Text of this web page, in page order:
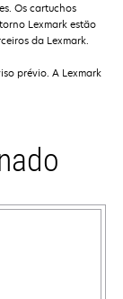
Os cartuchos
Lexmark estão
da Lexmark.
prévio. A Lexmark